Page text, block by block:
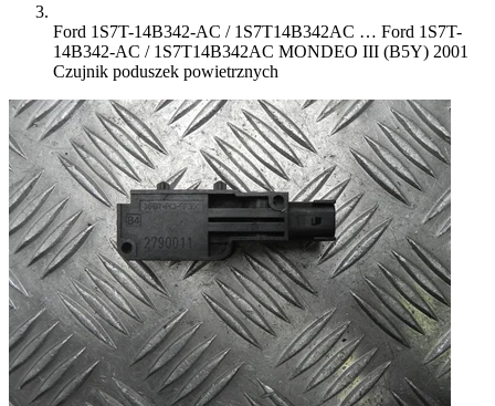
Ford 1S7T-14B342-AC / 1S7T14B342AC … Ford 1S7T-
14B342-AC / 1S7T14B342AC MONDEO III (B5Y) 2001
Czujnik poduszek powietrznych